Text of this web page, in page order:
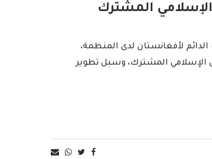
المشترك
لأفغانستان لدى المنظمة،
الإسلامي المشترك، وسبل تطوير